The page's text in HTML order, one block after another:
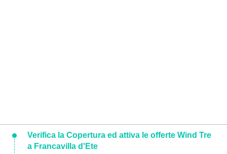
Verifica la Copertura ed attiva le offerte Wind Tre
a Francavilla d'Ete